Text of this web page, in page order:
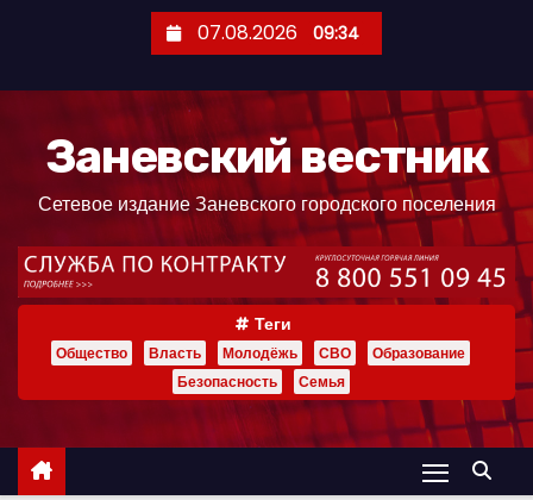
ж
07.08.2026 09:34
Заневский вестник
Сетевое издание Заневского городского поселения
Теги
Общество Власть Молодёжь СВО
Образование
Безопасность
Семья